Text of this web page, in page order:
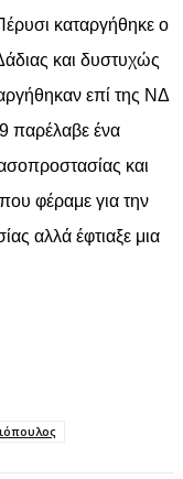
καταργήθηκε ο
και δυστυχώς
επί της ΝΔ
παρέλαβε ένα
και
φέραμε για την
αλλά έφτιαξε μια